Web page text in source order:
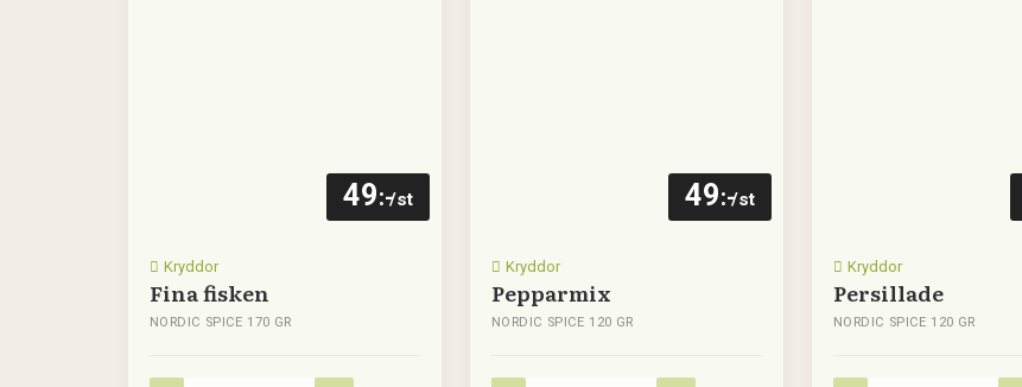
49:-/st
Kryddor
Fina fisken
NORDIC SPICE 170 GR
49:-/st
Kryddor
Pepparmix
NORDIC SPICE 120 GR
Kryddor
Persillade
NORDIC SPICE 120 GR